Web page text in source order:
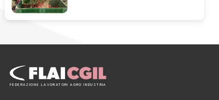
FEDERAZIONE LAVORATORI AGRO INDUSTRIA